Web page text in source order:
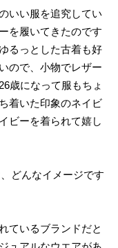
いい服を追究してい
を履いてきたのです
るっとした古着も好
ので、小物でレザー
歳になって服もちょ
着いた印象のネイビ
ビーを着られて嬉し
どんなイメージです
ているブランドだと